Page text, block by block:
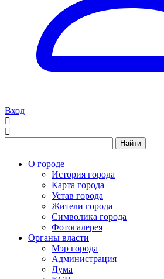
Вход
Найти
О городе
История города
Карта города
Устав города
Жители города
Символика города
Фотогалерея
Органы власти
Мэр города
Администрация
Дума